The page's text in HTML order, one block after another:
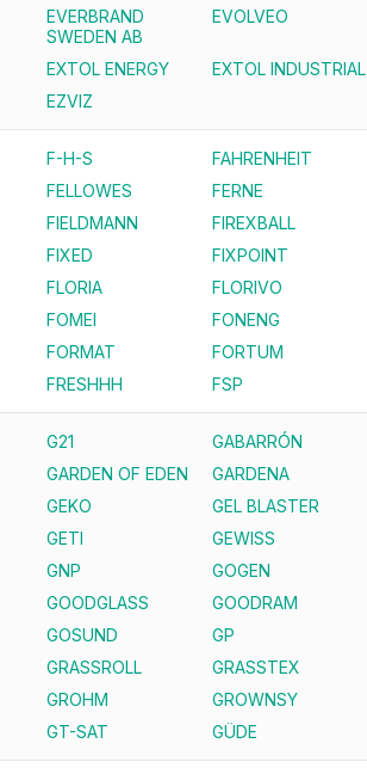
EVERBRAND
SWEDEN AB
EVOLVEO
EXTOL ENERGY EXTOL INDUSTRIAL
EZVIZ
F-H-S FAHRENHEIT
FELLOWES
FERNE
FIELDMANN
FIREXBALL
FIXED
FIXPOINT
FLORIA
FLORIVO
FOMEI
FONENG
FORMAT
FORTUM
FRESHHH
FSP
G21 GABARRÓN
GARDEN OF EDEN
GARDENA
GEKO
GEL BLASTER
GETI
GEWISS
GNP
GOGEN
GOODGLASS
GOODRAM
GOSUND
GP
GRASSROLL
GRASSTEX
GROHM
GROWNSY
GT-SAT
GÜDE